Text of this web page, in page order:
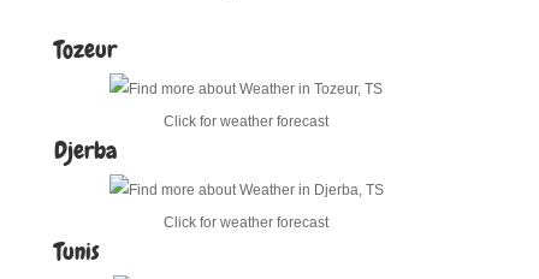
Tozeur
Click for weather forecast
Djerba
Click for weather forecast
Tunis